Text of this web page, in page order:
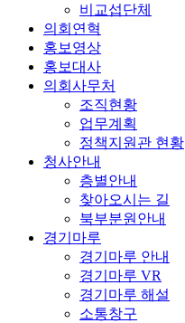
비교섭단체
의회연혁
홍보영상
홍보대사
의회사무처
조직현황
업무계획
정책지원관 현황
청사안내
층별안내
찾아오시는 길
북부분원안내
경기마루
경기마루 안내
경기마루 VR
경기마루 해설
소통창구